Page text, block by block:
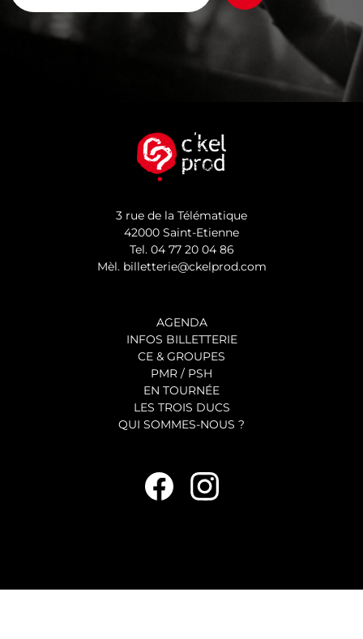
(Nécessaire)
3 rue de la Télématique
42000 Saint-Etienne
Tel. 04 77 20 04 86
Mèl. billetterie@ckelprod.com
AGENDA
INFOS BILLETTERIE
CE & GROUPES
PMR / PSH
EN TOURNÉE
LES TROIS DUCS
QUI SOMMES-NOUS ?